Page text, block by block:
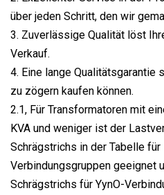
über jeden Schritt, den wir
3. Zuverlässige Qualität löst
Verkauf.
4. Eine lange Qualitätsgarantie
zu zögern kaufen können.
2.1, Für Transformatoren mit
KVA und weniger ist der
Schrägstrichs in der Tabelle
Verbindungsgruppen geeignet
Schrägstrichs für YynO-